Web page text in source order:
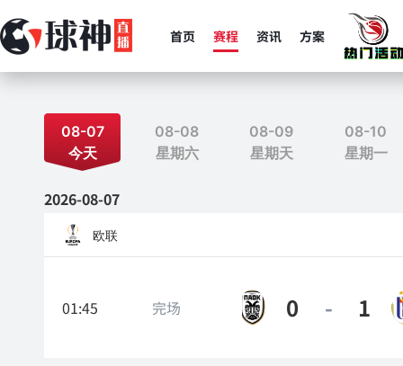
首页 赛程 资讯 方案
08-07
今天
08-08
星期六
08-09
星期天
08-10
星期一
2026-08-07
欧联
01:45 完场
塞萨洛尼基 0 - 1